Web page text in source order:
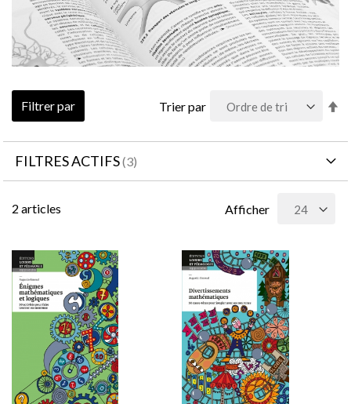
2 articles Afficher
Trier par
Filtrer par
FILTRES ACTIFS